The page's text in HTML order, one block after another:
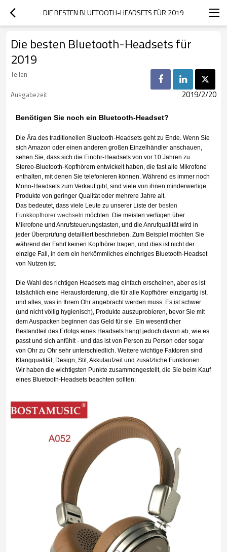
DIE BESTEN BLUETOOTH-HEADSETS FÜR 2019
Die besten Bluetooth-Headsets für
2019
Teilen
Ausgabezeit
2019/2/20
Benötigen Sie noch ein Bluetooth-Headset?
Die Ära des traditionellen Bluetooth-Headsets geht zu Ende. Wenn Sie
sich Amazon oder einen anderen großen Einzelhändler anschauen,
sehen Sie, dass sich die Einohr-Headsets von vor 10 Jahren zu
Stereo-Bluetooth-Kopfhörern entwickelt haben, die fast alle Mikrofone
enthalten, mit denen Sie telefonieren können. Während es immer noch
Mono-Headsets zum Verkauf gibt, sind viele von ihnen minderwertige
Produkte von geringer Qualität oder mehrere Jahre alt.
Das bedeutet, dass viele Leute zu unserer Liste der besten
Funkkopfhörer wechseln möchten. Die meisten verfügen über
Mikrofone und Anrufsteuerungstasten, und die Anrufqualität wird in
jeder Überprüfung detailliert beschrieben. Zum Beispiel möchten Sie
während der Fahrt keinen Kopfhörer tragen, und dies ist nicht der
einzige Fall, in dem ein herkömmliches einohriges Bluetooth-Headset
von Nutzen ist.
Die Wahl des richtigen Headsets mag einfach erscheinen, aber es ist
tatsächlich eine Herausforderung, die für alle Kopfhörer einzigartig ist,
und alles, was in Ihrem Ohr angebracht werden muss: Es ist schwer
(und nicht völlig hygienisch), Produkte auszuprobieren, bevor Sie mit
dem Auspacken beginnen das Geld für sie. Ein wesentlicher
Bestandteil des Erfolgs eines Headsets hängt jedoch davon ab, wie es
passt und sich anfühlt - und das ist von Person zu Person oder sogar
von Ohr zu Ohr sehr unterschiedlich. Weitere wichtige Faktoren sind
Klangqualität, Design, Stil, Akkulaufzeit und zusätzliche Funktionen.
Wir haben die wichtigsten Punkte zusammengestellt, die Sie beim Kauf
eines Bluetooth-Headsets beachten sollten: